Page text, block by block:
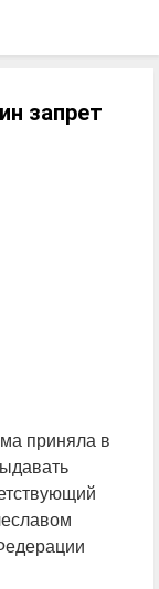
запрет
приняла в